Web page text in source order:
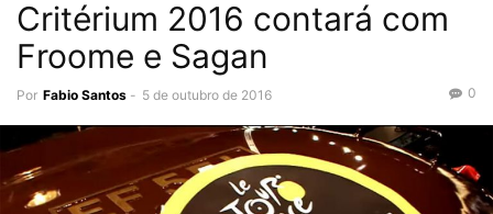
Critérium 2016 contará com
Froome e Sagan
Por Fabio Santos - 5 de outubro de 2016 0